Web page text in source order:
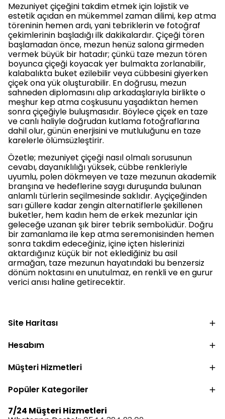
Mezuniyet çiçeğini takdim etmek için lojistik ve
estetik açıdan en mükemmel zaman dilimi, kep atma
töreninin hemen ardı, yani tebriklerin ve fotoğraf
çekimlerinin başladığı ilk dakikalardır. Çiçeği tören
başlamadan önce, mezun henüz salona girmeden
vermek büyük bir hatadır; çünkü taze mezun tören
boyunca çiçeği koyacak yer bulmakta zorlanabilir,
kalabalıkta buket ezilebilir veya cübbesini giyerken
çiçek ona yük oluşturabilir. En doğrusu, mezun
sahneden diplomasını alıp arkadaşlarıyla birlikte o
meşhur kep atma coşkusunu yaşadıktan hemen
sonra çiçeğiyle buluşmasıdır. Böylece çiçek en taze
ve canlı haliyle doğrudan kutlama fotoğraflarına
dahil olur, günün enerjisini ve mutluluğunu en taze
karelerle ölümsüzleştirir.
Özetle; mezuniyet çiçeği nasıl olmalı sorusunun
cevabı, dayanıklılığı yüksek, cübbe renkleriyle
uyumlu, polen dökmeyen ve taze mezunun akademik
branşına ve hedeflerine saygı duruşunda bulunan
anlamlı türlerin seçilmesinde saklıdır. Ayçiçeğinden
sarı güllere kadar zengin alternatiflerle şekillenen
buketler, hem kadın hem de erkek mezunlar için
geleceğe uzanan şık birer tebrik sembolüdür. Doğru
bir zamanlama ile kep atma seremonisinden hemen
sonra takdim edeceğiniz, içine içten hislerinizi
aktardığınız küçük bir not eklediğiniz bu asil
armağan, taze mezunun hayatındaki bu benzersiz
dönüm noktasını en unutulmaz, en renkli ve en gurur
verici anısı haline getirecektir.
Site Haritası
Hesabım
Müşteri Hizmetleri
Popüler Kategoriler
7/24 Müşteri Hizmetleri